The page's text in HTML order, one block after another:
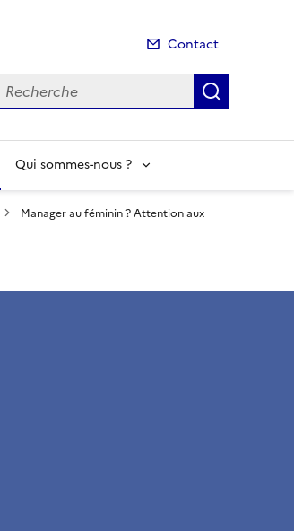
Contact
Recherche
Qui sommes-nous ?
Manager au féminin ? Attention aux